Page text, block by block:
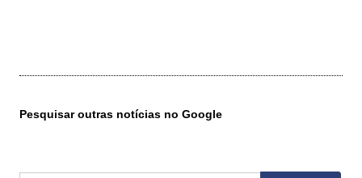
Pesquisar outras notícias no Google